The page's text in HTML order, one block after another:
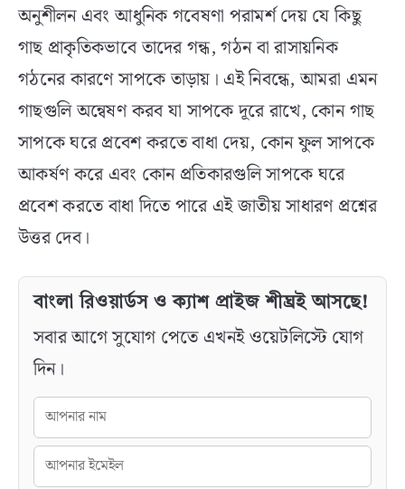
অনুশীলন এবং আধুনিক গবেষণা পরামর্শ দেয় যে কিছু
গাছ প্রাকৃতিকভাবে তাদের গন্ধ, গঠন বা রাসায়নিক
গঠনের কারণে সাপকে তাড়ায়। এই নিবন্ধে, আমরা এমন
গাছগুলি অন্বেষণ করব যা সাপকে দূরে রাখে, কোন গাছ
সাপকে ঘরে প্রবেশ করতে বাধা দেয়, কোন ফুল সাপকে
আকর্ষণ করে এবং কোন প্রতিকারগুলি সাপকে ঘরে
প্রবেশ করতে বাধা দিতে পারে এই জাতীয় সাধারণ প্রশ্নের
উত্তর দেব।
বাংলা রিওয়ার্ডস ও ক্যাশ প্রাইজ শীঘ্রই আসছে!
সবার আগে সুযোগ পেতে এখনই ওয়েটলিস্টে যোগ
দিন।